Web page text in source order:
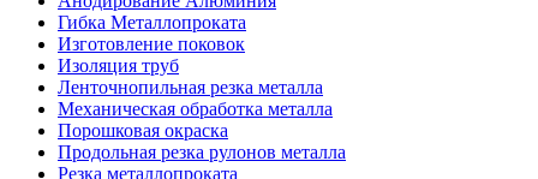
Гибка Металлопроката
Изготовление поковок
Изоляция труб
Ленточнопильная резка металла
Механическая обработка металла
Порошковая окраска
Продольная резка рулонов металла
Резка металлопроката